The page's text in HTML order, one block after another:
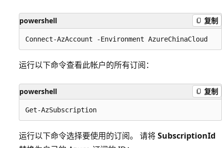
powershell 复制
运行以下命令查看此帐户的所有订阅：
powershell 复制
运行以下命令选择要使用的订阅。 请将SubscriptionId